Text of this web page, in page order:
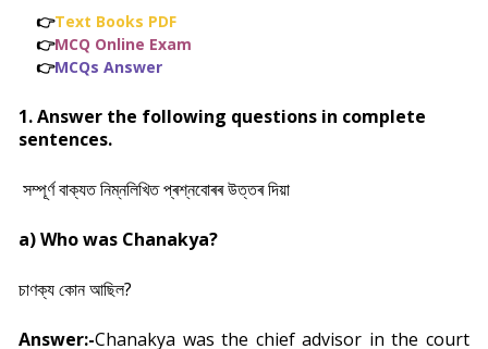
👉Text Books PDF
👉MCQ Online Exam
👉MCQs Answer
1.Answer the following questions in complete
sentences.
সম্পূৰ্ণ বাক্যত নিম্নলিখিত প্ৰশ্নবোৰৰ উত্তৰ দিয়া
a) Who was Chanakya?
চাণক্য কোন আছিল?
Answer:-Chanakya was the chief advisor in the court